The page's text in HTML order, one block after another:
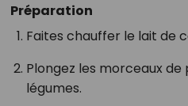
Préparation
Faites chauffer le lait de
Plongez les morceaux
légumes.